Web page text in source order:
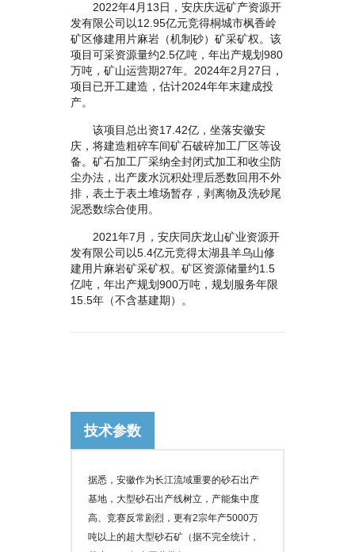
2022年4月13日，安庆庆远矿产资源开
发有限公司以12.95亿元竞得桐城市枫香岭
矿区修建用片麻岩（机制砂）矿采矿权。该
项目可采资源量约2.5亿吨，年出产规划980
万吨，矿山运营期27年。2024年2月27日，
项目已开工建造，估计2024年年末建成投
产。
该项目总出资17.42亿，坐落安徽安
庆，将建造粗碎车间矿石破碎加工厂区等设
备。矿石加工厂采纳全封闭式加工和收尘防
尘办法，出产废水沉积处理后悉数回用不外
排，表土于表土堆场暂存，剥离物及洗砂尾
泥悉数综合使用。
2021年7月，安庆同庆龙山矿业资源开
发有限公司以5.4亿元竞得太湖县羊乌山修
建用片麻岩矿采矿权。矿区资源储量约1.5
亿吨，年出产规划900万吨，规划服务年限
15.5年（不含基建期）。
技术参数
据悉，安徽作为长江流域重要的砂石出产
基地，大型砂石出产线树立，产能集中度
高、竞赛反常剧烈，更有2宗年产5000万
吨以上的超大型砂石矿（据不完全统计，